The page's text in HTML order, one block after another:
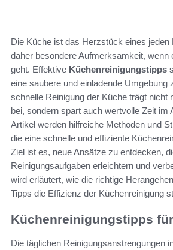
Die Küche ist das Herzstück eines jeden
daher besondere Aufmerksamkeit, wenn
geht. Effektive Küchenreinigungstipps
eine saubere und einladende Umgebung
schnelle Reinigung der Küche trägt nicht
bei, sondern spart auch wertvolle Zeit im
Artikel werden hilfreiche Methoden und
die eine schnelle und effiziente
Ziel ist es, neue Ansätze zu entdecken,
Reinigungsaufgaben erleichtern und
wird erläutert, wie die richtige
Tipps die Effizienz der Küchenreinigung
Küchenreinigungstipps
Die täglichen Reinigungsanstrengungen